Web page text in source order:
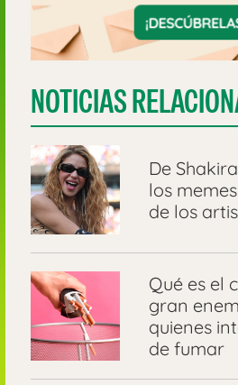
NOTICIAS
De
los
de los
Qué es el
gran
quienes
de fumar